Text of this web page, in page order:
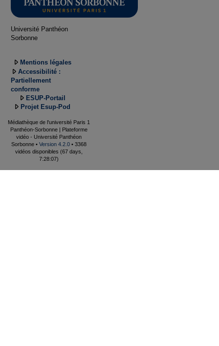
Université Panthéon
Sorbonne
Mentions légales
Accessibilité :
Partiellement
conforme
ESUP-Portail
Projet Esup-Pod
Médiathèque de l'université Paris 1
Panthéon-Sorbonne | Plateforme
vidéo - Université Panthéon
Sorbonne • Version 4.2.0 • 3368
vidéos disponibles (67 days,
7:28:07)